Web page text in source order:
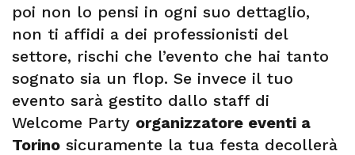
poi non lo pensi in ogni suo dettaglio,
non ti affidi a dei professionisti del
settore, rischi che l’evento che hai tanto
sognato sia un flop. Se invece il tuo
evento sarà gestito dallo staff di
Welcome Party organizzatore eventi a
Torino sicuramente la tua festa decollerà